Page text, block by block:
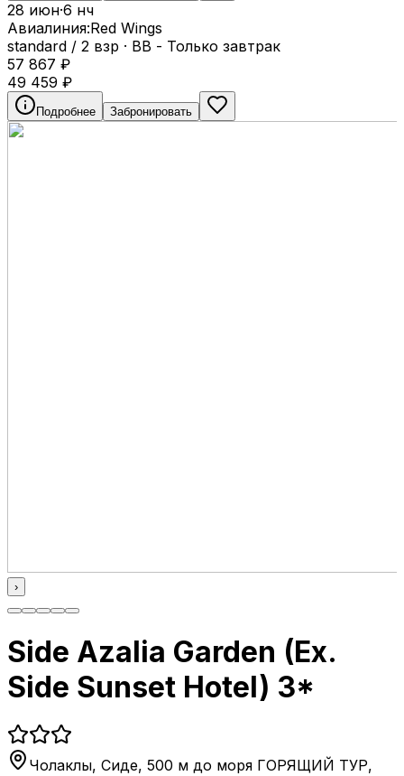
28 июн·6 нч
Авиалиния:Red Wings
standard / 2 взр · BB - Только завтрак
57 867 ₽
49 459 ₽
Подробнее Забронировать
›
Side Azalia Garden (Ex.
Side Sunset Hotel) 3*
Чолаклы, Сиде, 500 м до моря ГОРЯЩИЙ ТУР,